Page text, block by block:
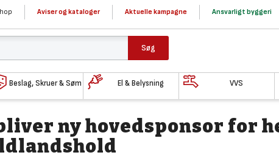
Aviser og kataloger Aktuelle kampagne Ansvarligt byggeri
Søg
Beslag, Skruer & Søm El & Belysning VVS
ny hovedsponsor for